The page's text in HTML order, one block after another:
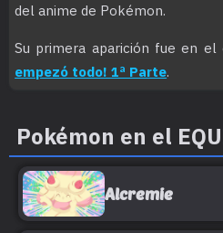
del anime de Pokémon.
Su primera aparición fue en el
empezó todo! 1ª Parte.
Pokémon en el
Alcremie